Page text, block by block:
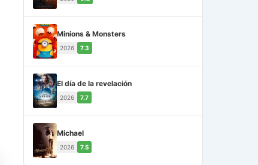
Minions & Monsters
2026 7.3
El día de la revelación
2026 7.7
Michael
2026 7.5